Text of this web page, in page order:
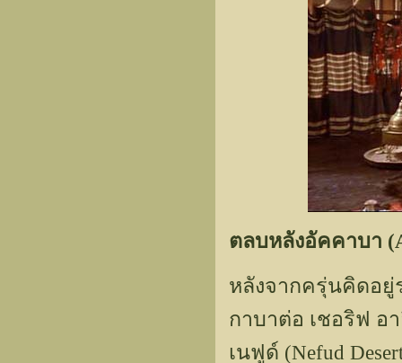
ตลบหลังอัคคาบา
หลังจากครุ่นคิดอยู่
กาบาต่อ เชอริฟ อ
เนฟูด์ (Nefud